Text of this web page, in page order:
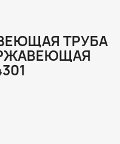
ТРУБА